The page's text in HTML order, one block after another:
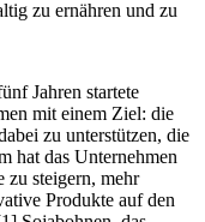
zu ernähren und zu
Jahren startete
mit einem Ziel: die
zu unterstützen, die
hat das Unternehmen
zu steigern, mehr
Produkte auf den